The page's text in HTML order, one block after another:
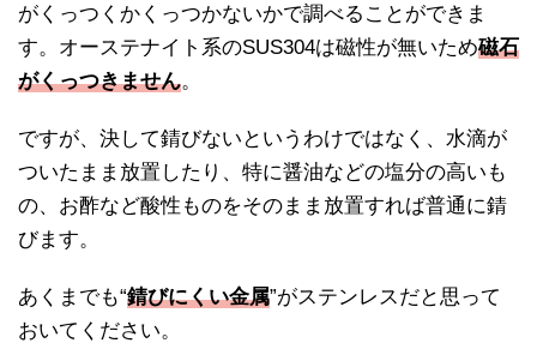
がくっつくかくっつかないかで調べることができま
す。オーステナイト系のSUS304は磁性が無いため磁石
がくっつきません。
ですが、決して錆びないというわけではなく、水滴が
ついたまま放置したり、特に醤油などの塩分の高いも
の、お酢など酸性ものをそのまま放置すれば普通に錆
びます。
あくまでも“錆びにくい金属”がステンレスだと思って
おいてください。